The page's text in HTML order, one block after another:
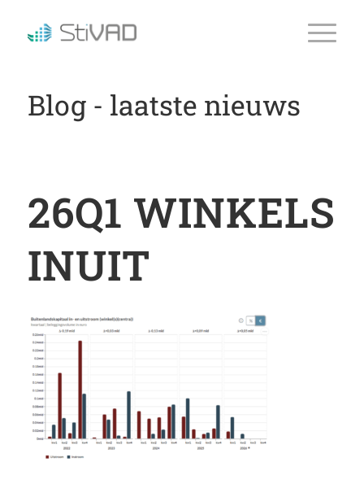
Blog - laatste nieuws
26Q1 WINKELS
INUIT